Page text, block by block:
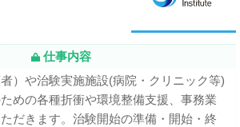
仕事内容
）や治験実施施設(病院・クリニック等)
めの各種折衝や環境整備支援、事務業
だきます。治験開始の準備・開始・終